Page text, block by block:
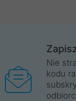
Nie
kodu